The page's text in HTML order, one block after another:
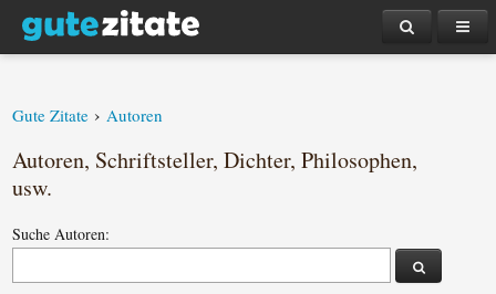
Gute Zitate › Autoren
Autoren, Schriftsteller, Dichter, Philosophen,
usw.
Suche Autoren: